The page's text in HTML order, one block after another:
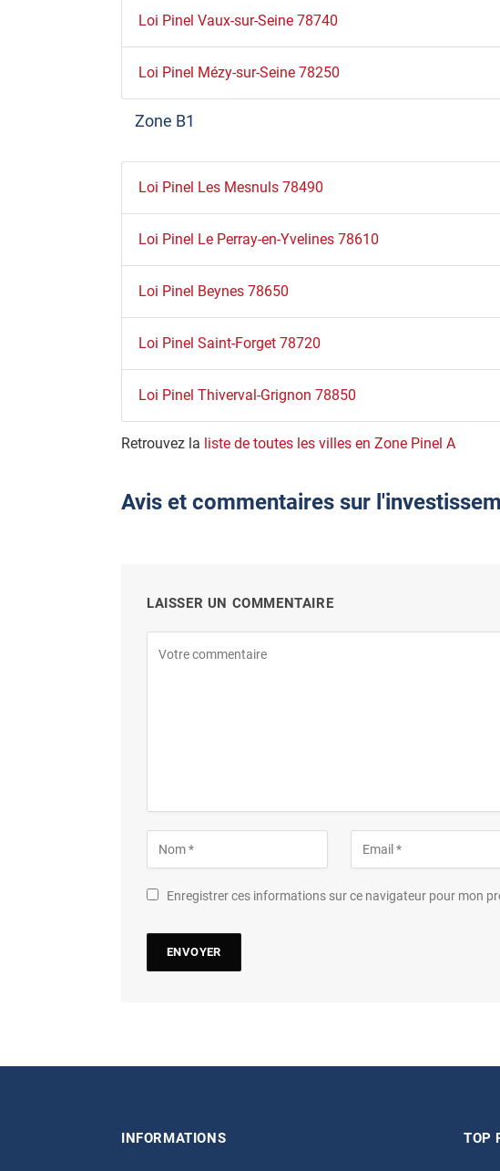
Loi Pinel Vaux-sur-Seine 78740
Loi Pinel Mézy-sur-Seine 78250
Zone B1
Loi Pinel Les Mesnuls 78490
Loi Pinel Le Perray-en-Yvelines 78610
Loi Pinel Beynes 78650
Loi Pinel Saint-Forget 78720
Loi Pinel Thiverval-Grignon 78850
Retrouvez la liste de toutes les villes en Zone Pinel A
Avis et commentaires sur
LAISSER UN COMMENTAIRE
Enregistrer ces informations sur ce navigateur pour mon
INFORMATIONS TOP